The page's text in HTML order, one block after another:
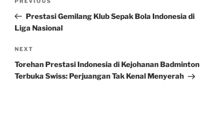
Previous
PostPrestasi Gemilang Klub Sepak Bola Indonesia di
Liga Nasional
Next
Post
NEXT
Torehan Prestasi Indonesia di Kejohanan Badminton
Terbuka Swiss: Perjuangan Tak Kenal Menyerah